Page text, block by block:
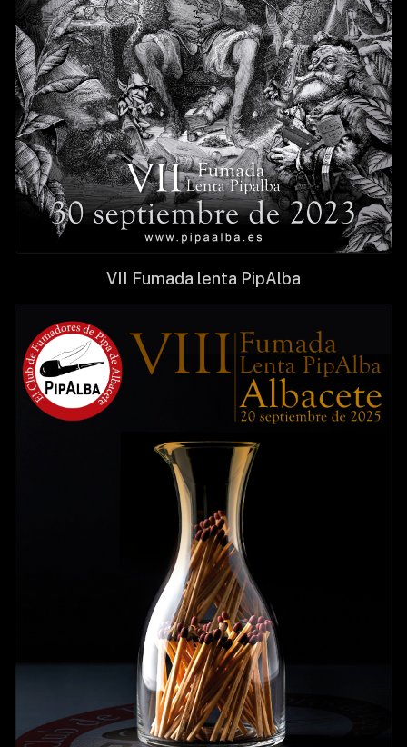
VII Fumada lenta PipAlba